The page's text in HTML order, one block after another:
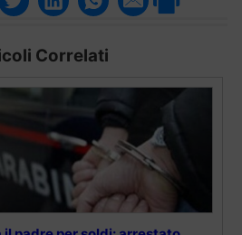
Correlati